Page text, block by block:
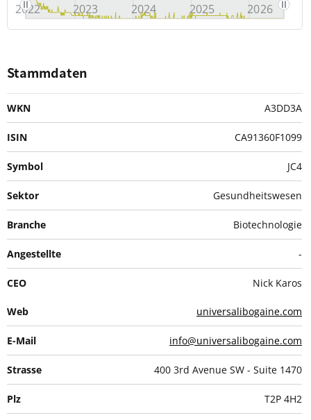
2022 2023 2024 2025 2026
Stammdaten
WKN A3DD3A
ISIN CA91360F1099
Symbol JC4
Sektor Gesundheitswesen
Branche Biotechnologie
Angestellte -
CEO Nick Karos
Web universalibogaine.com
E-Mail info@universalibogaine.com
Strasse 400 3rd Avenue SW - Suite 1470
Plz T2P 4H2